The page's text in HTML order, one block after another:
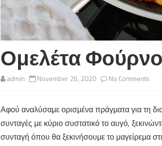
Ομελέτα
admin November 26, 2020 No Commentson
Αφού αναλύσαμε ορισμένα πράγματα για τη
συνταγές με κύριο συστατικό το αυγό,
συνταγή όπου θα ξεκινήσουμε το μαγείρεμα